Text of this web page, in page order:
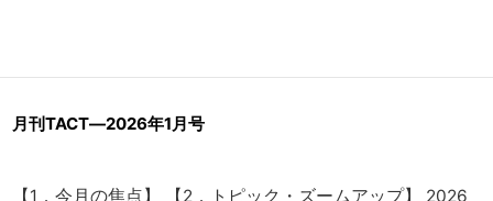
月刊TACT―2026年1月号
【1．今月の焦点】 【2．トピック・ズームアップ】 2026